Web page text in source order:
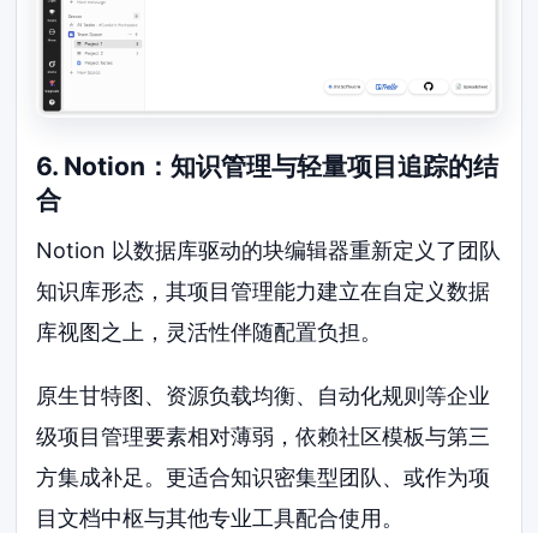
6. Notion：知识管理与轻量项目追踪的结
合
Notion 以数据库驱动的块编辑器重新定义了团队
知识库形态，其项目管理能力建立在自定义数据
库视图之上，灵活性伴随配置负担。
原生甘特图、资源负载均衡、自动化规则等企业
级项目管理要素相对薄弱，依赖社区模板与第三
方集成补足。更适合知识密集型团队、或作为项
目文档中枢与其他专业工具配合使用。